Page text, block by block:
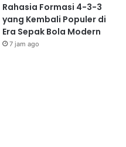
Rahasia Formasi 4-3-3
yang Kembali Populer di
Era Sepak Bola Modern
7 jam ago